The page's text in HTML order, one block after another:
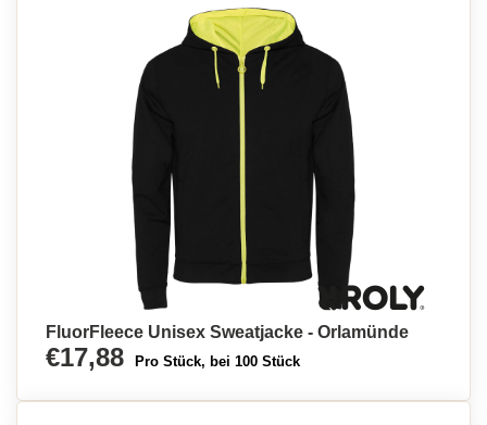
FluorFleece Unisex Sweatjacke - Orlamünde
€17,88 Pro Stück, bei 100 Stück